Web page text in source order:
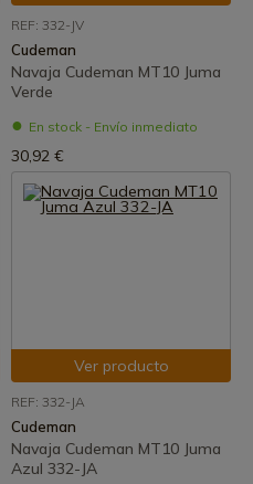
REF: 332-JV
Cudeman
Navaja Cudeman MT10 Juma
Verde
En stock - Envío inmediato
30,92 €
Ver producto
REF: 332-JA
Cudeman
Navaja Cudeman MT10 Juma
Azul 332-JA